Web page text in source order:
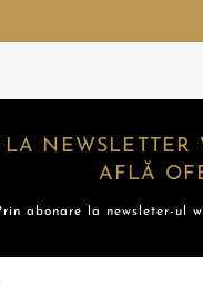
NEWSLETTER
AFLĂ
abonare la newsleter-ul